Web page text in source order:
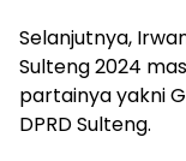
Selanjutnya,
Sulteng 2024
partainya yakni
DPRD Sulteng.